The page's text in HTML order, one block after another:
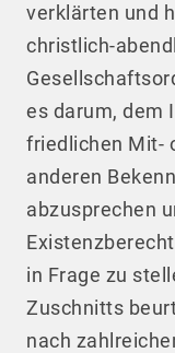
verklärten und
christlich-
es darum, dem
friedlichen Mit-
anderen
abzusprechen
in Frage zu
Zuschnitts
nach